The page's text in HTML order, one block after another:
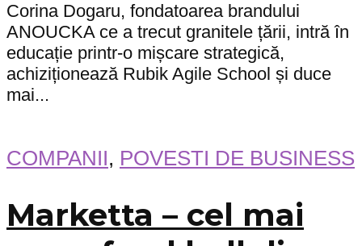
Corina Dogaru, fondatoarea brandului
ANOUCKA ce a trecut granitele țării, intră în
educație printr-o mișcare strategică,
achiziționează Rubik Agile School și duce
mai...
COMPANII, POVESTI DE BUSINESS
Marketta – cel mai